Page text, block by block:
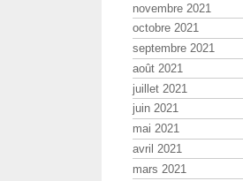
novembre 2021
octobre 2021
septembre 2021
août 2021
juillet 2021
juin 2021
mai 2021
avril 2021
mars 2021